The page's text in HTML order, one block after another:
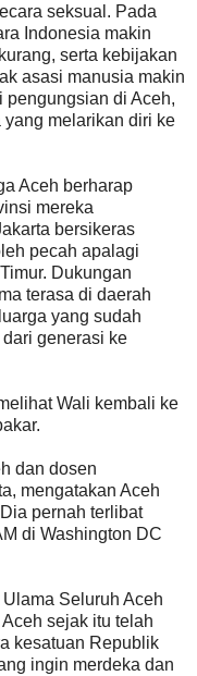
seksual. Pada
Indonesia makin
serta kebijakan
asasi manusia makin
pengungsian di Aceh,
yang melarikan diri ke
Aceh berharap
mereka
bersikeras
pecah apalagi
Dukungan
terasa di daerah
yang sudah
generasi ke
Wali kembali ke
dan dosen
mengatakan Aceh
pernah terlibat
di Washington DC
Seluruh Aceh
sejak itu telah
kesatuan Republik
ingin merdeka dan